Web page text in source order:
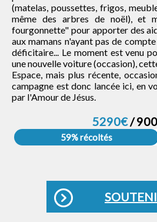
(matelas, poussettes, frigos,
même des arbres de noël), et
fourgonnette" pour apporter des
aux mamans n'ayant pas de
déficitaire... Le moment est venu
une nouvelle voiture (occasion),
Espace, mais plus récente,
campagne est donc lancée ici, en
par l'Amour de Jésus.
5290€/
59% récoltés